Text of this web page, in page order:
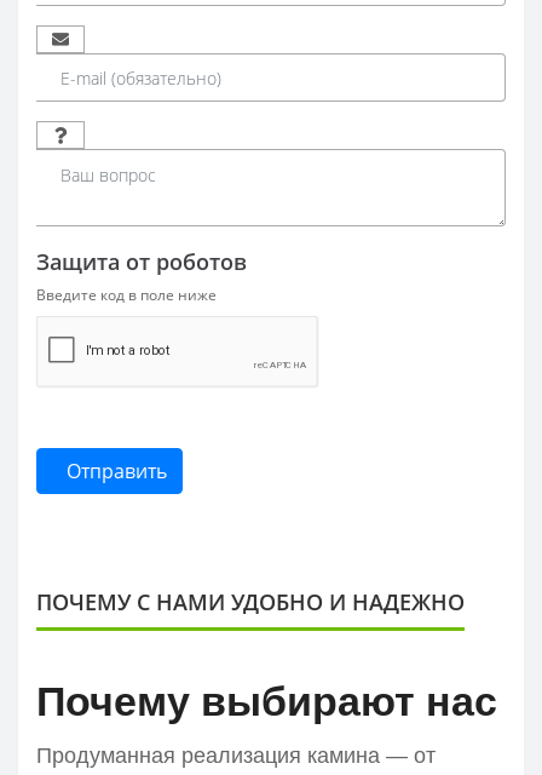
Защита от роботов
Введите код в поле ниже
Отправить
ПОЧЕМУ С НАМИ УДОБНО И НАДЕЖНО
Почему выбирают нас
Продуманная реализация камина — от